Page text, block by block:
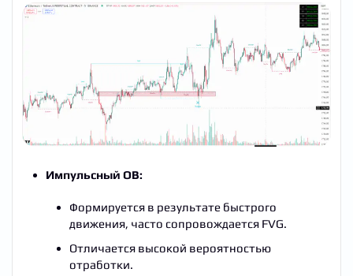
Импульсный OB:
Формируется в результате быстрого
движения, часто сопровождается FVG.
Отличается высокой вероятностью
отработки.